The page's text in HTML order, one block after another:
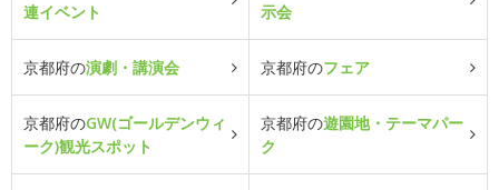
連イベント
示会
京都府の演劇・講演会 京都府のフェア
京都府のGW(ゴールデンウィ
ーク)観光スポット
京都府の遊園地・テーマパー
ク